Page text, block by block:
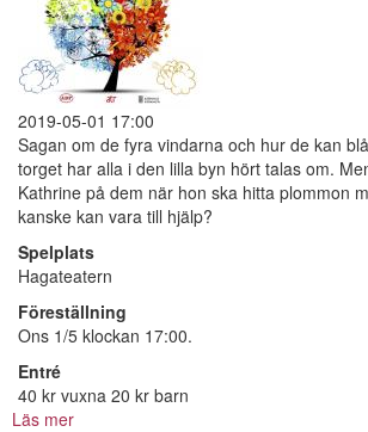
2019-05-01 17:00
Sagan om de fyra vindarna och hur de kan
torget har alla i den lilla byn hört talas om.
Kathrine på dem när hon ska hitta plommon
kanske kan vara till hjälp?
Spelplats
Hagateatern
Föreställning
Ons 1/5 klockan 17:00.
Entré
40 kr vuxna 20 kr barn
Läs mer